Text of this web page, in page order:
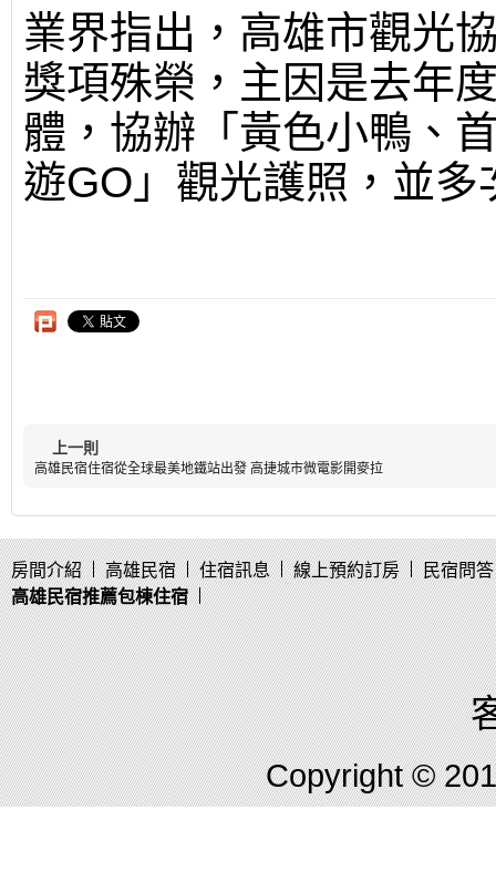
業界指出，高雄市觀光
獎項殊榮，主因是去年
體，協辦「黃色小鴨、
遊GO」觀光護照，並
上一則
高雄民宿住宿從全球最美地鐵站出發 高捷城市微電影開麥拉
房間介紹 高雄民宿 住宿訊息 線上預約訂房
民宿問答
高雄民宿推薦包棟住宿
Copyright ©